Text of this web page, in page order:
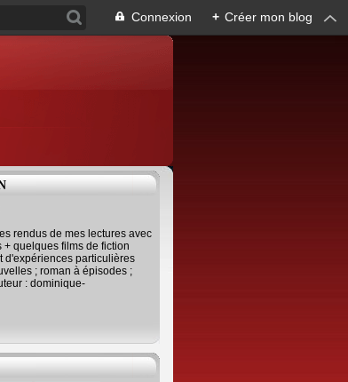
Connexion + Créer mon blog
rendus de mes lectures avec
+ quelques films de fiction
d'expériences particulières
; roman à épisodes ;
: dominique-